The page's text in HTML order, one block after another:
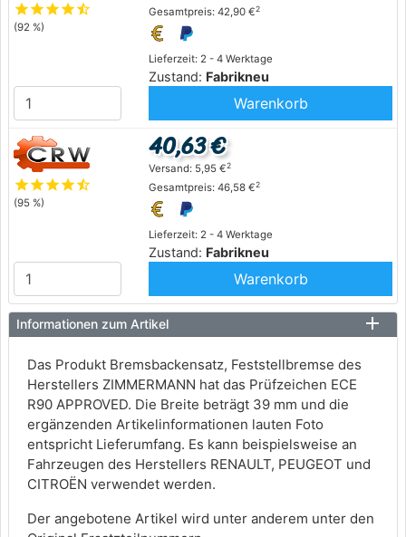
starstarstarstarstar_half
(92 %)
Lieferzeit: 2 - 4 Werktage
Zustand: Fabrikneu
Gesamtpreis: 42,90 €2
Warenkorb
starstarstarstarstar_half
(95 %)
Lieferzeit: 2 - 4 Werktage
Zustand: Fabrikneu
40,63 €
Versand: 5,95 €2
Gesamtpreis: 46,58 €2
Warenkorb
Informationen zum Artikel
Das Produkt Bremsbackensatz, Feststellbremse des
Herstellers ZIMMERMANN hat das Prüfzeichen ECE
R90 APPROVED. Die Breite beträgt 39 mm und die
ergänzenden Artikelinformationen lauten Foto
entspricht Lieferumfang. Es kann beispielsweise an
Fahrzeugen des Herstellers RENAULT, PEUGEOT und
CITROËN verwendet werden.
Der angebotene Artikel wird unter anderem unter den